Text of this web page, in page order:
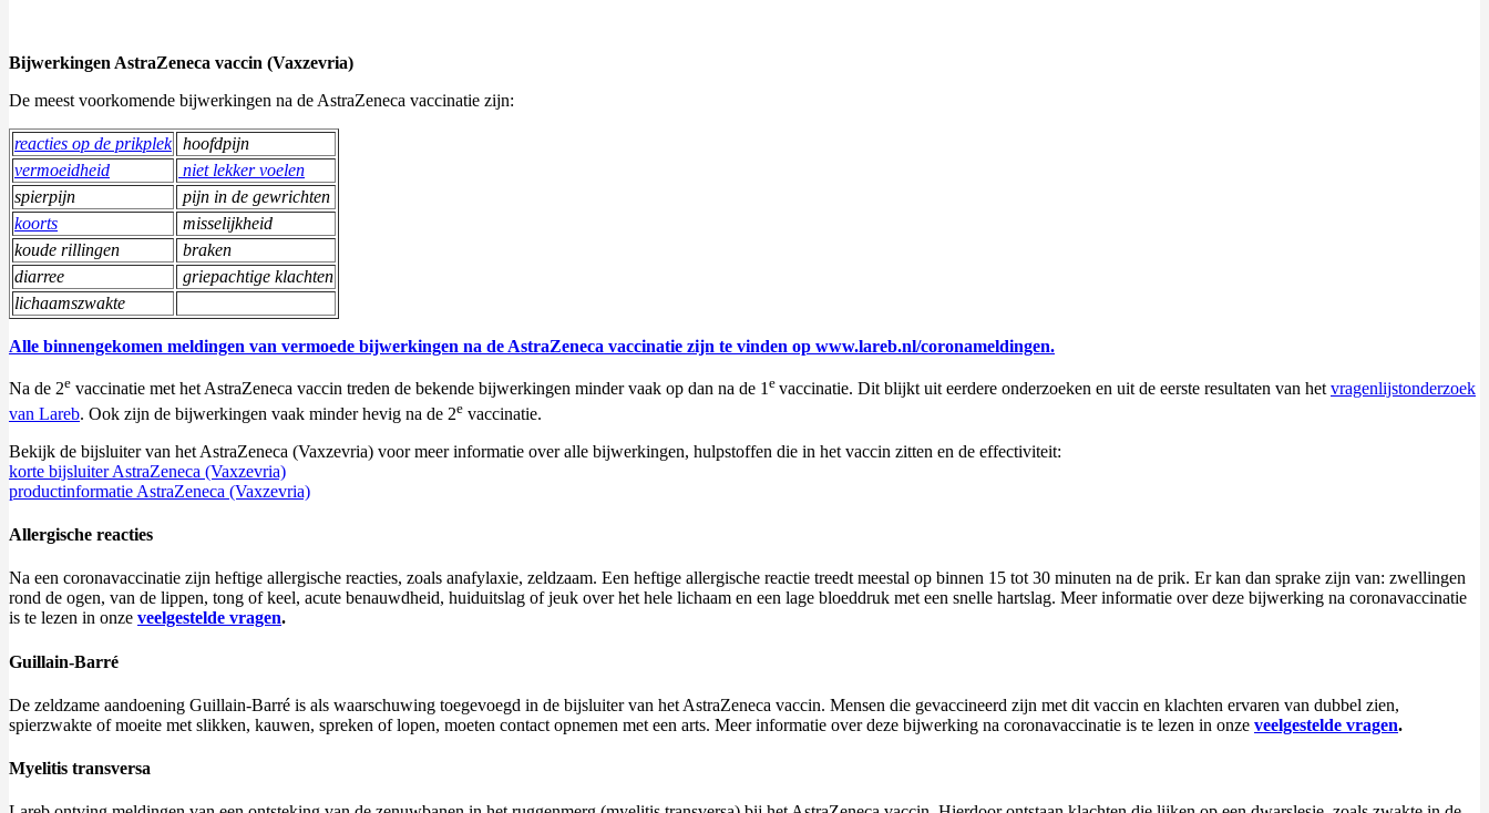
Bijwerkingen AstraZeneca vaccin (Vaxzevria)
De meest voorkomende bijwerkingen na de AstraZeneca vaccinatie zijn:
reacties op de prikplek hoofdpijn
vermoeidheid
niet lekker voelen
spierpijn
pijn in de gewrichten
koorts
misselijkheid
koude rillingen
braken
diarree
griepachtige klachten
lichaamszwakte
Alle binnengekomen meldingen van vermoede bijwerkingen na de AstraZeneca vaccinatie zijn te vinden op www.lareb.nl/coronameldingen.
Na de 2e vaccinatie met het AstraZeneca vaccin treden de bekende bijwerkingen minder vaak op dan na de 1e vaccinatie. Dit blijkt uit eerdere onderzoeken en uit de eerste resultaten van hetvragenlijstonderzoek
van Lareb. Ook zijn de bijwerkingen vaak minder hevig na de 2e vaccinatie.
Bekijk de bijsluiter van het AstraZeneca (Vaxzevria) voor meer informatie over alle bijwerkingen, hulpstoffen die in het vaccin zitten en de effectiviteit:
korte bijsluiter AstraZeneca (Vaxzevria)
productinformatie AstraZeneca (Vaxzevria)
Allergische reacties
Na een coronavaccinatie zijn heftige allergische reacties, zoals anafylaxie, zeldzaam. Een heftige allergische reactie treedt meestal op binnen 15 tot 30 minuten na de prik. Er kan dan sprake zijn van: zwellingen
rond de ogen, van de lippen, tong of keel, acute benauwdheid, huiduitslag of jeuk over het hele lichaam en een lage bloeddruk met een snelle hartslag. Meer informatie over deze bijwerking na coronavaccinatie
is te lezen in onze veelgestelde vragen.
Guillain-Barré
De zeldzame aandoening Guillain-Barré is als waarschuwing toegevoegd in de bijsluiter van het AstraZeneca vaccin. Mensen die gevaccineerd zijn met dit vaccin en klachten ervaren van dubbel zien,
spierzwakte of moeite met slikken, kauwen, spreken of lopen, moeten contact opnemen met een arts. Meer informatie over deze bijwerking na coronavaccinatie is te lezen in onze veelgestelde vragen.
Myelitis transversa